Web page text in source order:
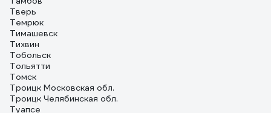
Тверь
Темрюк
Тимашевск
Тихвин
Тобольск
Тольятти
Томск
Троицк Московская обл.
Троицк Челябинская обл.
Туапсе